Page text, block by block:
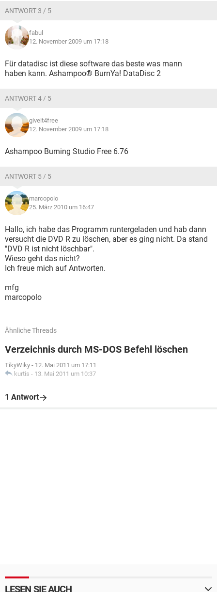
ANTWORT 3 / 5
fabul
12. November 2009 um 17:18
Für datadisc ist diese software das beste was mann
haben kann. Ashampoo® BurnYa! DataDisc 2
ANTWORT 4 / 5
giveit4free
12. November 2009 um 17:18
Ashampoo Burning Studio Free 6.76
ANTWORT 5 / 5
marcopolo
25. März 2010 um 16:47
Hallo, ich habe das Programm runtergeladen und hab dann
versucht die DVD R zu löschen, aber es ging nicht. Da stand
"DVD R ist nicht löschbar".
Wieso geht das nicht?
Ich freue mich auf Antworten.
mfg
marcopolo
Ähnliche Threads
Verzeichnis durch MS-DOS Befehl löschen
TikyWiky - 12. Mai 2011 um 17:11
kurtis - 13. Mai 2011 um 10:37
1 Antwort
LESEN SIE AUCH